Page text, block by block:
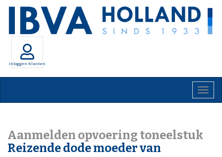
Inloggen Klanten
Aanmelden opvoering toneelstuk
Reizende dode moeder van